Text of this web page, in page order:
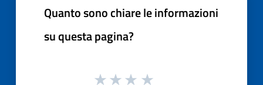
Quanto sono chiare le informazioni
su questa pagina?